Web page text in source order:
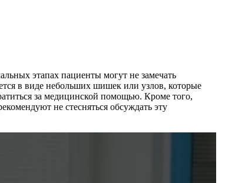
этапах пациенты могут не замечать
в виде небольших шишек или узлов, которые
за медицинской помощью. Кроме того,
не стесняться обсуждать эту